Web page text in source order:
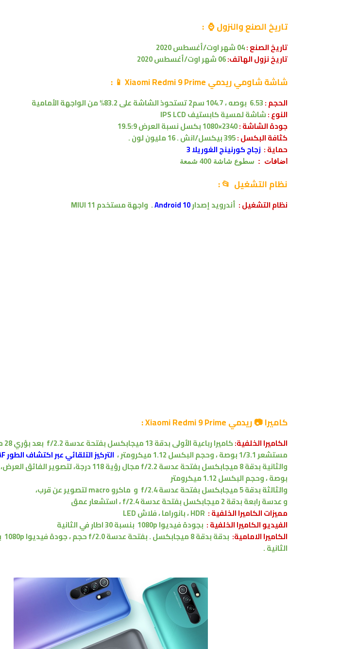
تاريخ الصنع والنزول ⌚ :
تاريخ الصنع :04 شهر اوت/أغسطس 2020
تاريخ نزول الهاتف:06 شهر اوت/أغسطس 2020
شاشة شاوميريدمي Xiaomi Redmi 9 Prime 📱
:
الحجم:6.53 بوصه ،104.7 سم2 تستحوذ الشاشة على 83.2% من
الواجهة الأمامية
النوع :شاشة لمسيةكابستيفIPS LCD
جودة الشاشة :2340×1080 بكسل
نسبة العرض 19.5:9
كثافة البكسل :395 بيكسل/انش . 16 مليون لون .
حماية : زجاج كورنينج الغوريلا 3
اضافات : سطوع شاشة 400 شمعة
نظام التشغيل 📂:
نظام التشغيل: أندرويد إصدارAndroid 10
. واجهة مستخدم MIUI 11
كاميرا 📷 ريدمي Xiaomi Redmi 9 Prime :
الكاميرا الخلفية:كاميرارباعية الأولى بدقة 13 ميجابكسل بفتحة عدسة f/2.2 بعد بؤري 28 ملم
مستشعر 1/3.1 بوصة ،
وحجم البكسل 1.12 ميكرومتر ، التركيز التلقائي عبر اكتشاف الطور PDAF
والثانية بدقة 8 ميجابكسل
بفتحة عدسة f/2.2 مجال رؤية 118 درجة، لتصويرالفائق العرض،
بوصة ،وحجم البكسل 1.12 ميكرومتر
والثالثة بدقة 5 ميجابكسل
بفتحة عدسة f/2.4 و ماكروmacroلتصوير عن قرب،
و عدسة رابعةبدقة 2 ميجابكسل بفتحة عدسة f/2.4 ،استشعار عمق
مميزاتالكاميرا الخلفية : ،بانوراما، فلاش LED
الفيديو الكاميرا الخلفية : بجودةفيديوا 1080p
بنسبة 30 اطار في الثانية
الكاميرا الامامية: بدقةبدقة 8 ميجابكسل .بفتحة عدسة f/2.0 حجم ،جودة فيديوا 1080p
الثانية .